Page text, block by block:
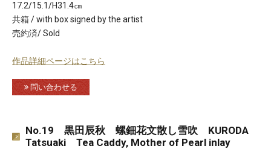
17.2/15.1/H31.4㎝
共箱 / with box signed by the artist
売約済/ Sold
作品詳細ページはこちら
問い合わせる
No.19 黒田辰秋 螺鈿花文散し雪吹 KURODA
Tatsuaki Tea Caddy, Mother of Pearl inlay